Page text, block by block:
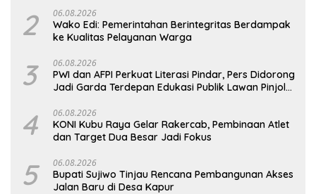
2 06.08.2026
Wako Edi: Pemerintahan Berintegritas Berdampak
ke Kualitas Pelayanan Warga
3 06.08.2026
PWI dan AFPI Perkuat Literasi Pindar, Pers Didorong
Jadi Garda Terdepan Edukasi Publik Lawan Pinjol
4 06.08.2026
KONI Kubu Raya Gelar Rakercab, Pembinaan Atlet
dan Target Dua Besar Jadi Fokus
5 06.08.2026
Bupati Sujiwo Tinjau Rencana Pembangunan Akses
Jalan Baru di Desa Kapur